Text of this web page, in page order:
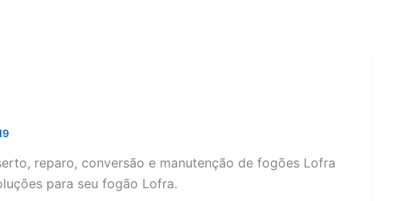
reparo, conversão e manutenção de fogões Lofra
para seu fogão Lofra.